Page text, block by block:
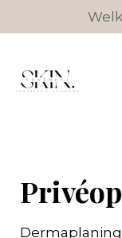
direct
hoofdinhoud